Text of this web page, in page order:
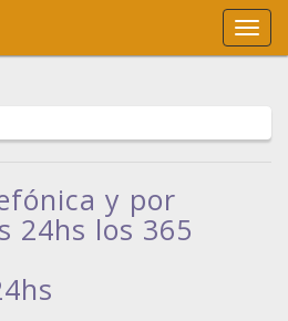
Main
Menu
y por
24hs los 365